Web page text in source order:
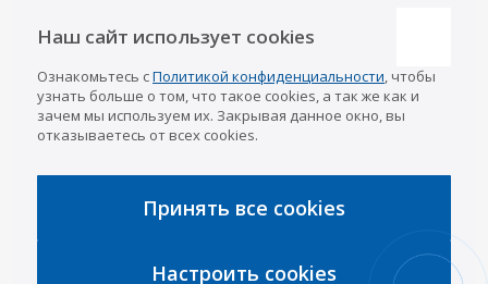
Наши контакты
Казань
8 (843) 207-03-08
Уфа
8 (347) 258-84-87
8 (8352) 38-88-37
Интернет-магазин
info@a-pricep.ru
Наш сайт использует cookies
Ознакомьтесь сПолитикой конфиденциальности, чтобы
узнать больше о том, что такое cookies, а так же как и
зачем мы используем их. Закрывая данное окно, вы
отказываетесь от всех cookies.
Принять все cookies
Настроить cookies